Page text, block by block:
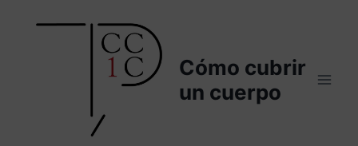
Cómo cubrir
un cuerpo